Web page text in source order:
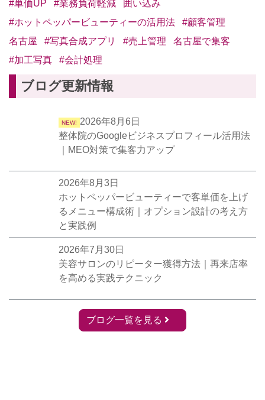
#単価UP
#業務負荷軽減
囲い込み
#ホットペッパービューティーの活用法
#顧客管理
名古屋
#写真合成アプリ #売上管理
名古屋で集客
#加工写真
#会計処理
ブログ更新情報
NEW!
2026年8月6日
整体院のGoogleビジネスプロフィール活用法
｜MEO対策で集客力アップ
2026年8月3日
ホットペッパービューティーで客単価を上げ
るメニュー構成術｜オプション設計の考え方
と実践例
2026年7月30日
美容サロンのリピーター獲得方法｜再来店率
を高める実践テクニック
ブログ一覧を見る